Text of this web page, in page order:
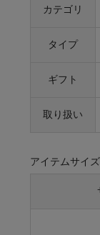
カテゴリ
タイプ
ギフト
取り扱い
アイテムサイズ